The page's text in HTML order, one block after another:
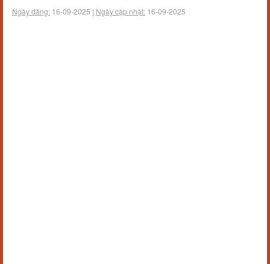
Ngày đăng: 16-09-2025 | Ngày cập nhật: 16-09-2025